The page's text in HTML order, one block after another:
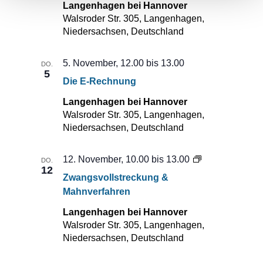
Langenhagen bei Hannover
Walsroder Str. 305, Langenhagen,
Niedersachsen, Deutschland
DO.
5
Die E-Rechnung
5. November, 12.00 bis 13.00
Langenhagen bei Hannover
Walsroder Str. 305, Langenhagen,
Niedersachsen, Deutschland
DO.
12
Zwangsvollstreckung &
Mahnverfahren
12. November, 10.00 bis 13.00
Langenhagen bei Hannover
Walsroder Str. 305, Langenhagen,
Niedersachsen, Deutschland